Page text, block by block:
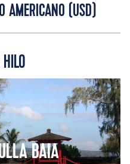
AMERICANO (USD)
BAIA